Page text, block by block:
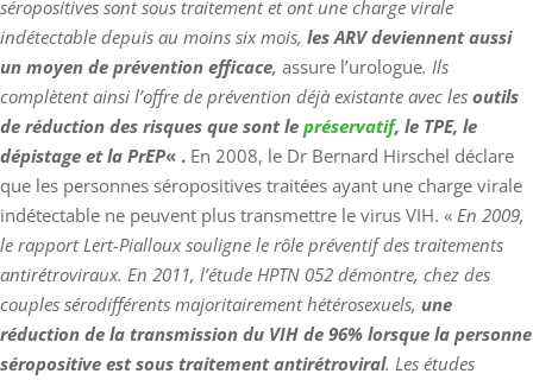
séropositives sont sous traitement et ont une charge virale
indétectable depuis au moins six mois, les ARV deviennent aussi
un moyen de prévention efficace, assure l’urologue. Ils
complètent ainsi l’offre de prévention déjà existante avec les outils
de réduction des risques que sont le préservatif, le TPE, le
dépistage et la PrEP« . En 2008, le Dr Bernard Hirschel déclare
que les personnes séropositives traitées ayant une charge virale
indétectable ne peuvent plus transmettre le virus VIH. « En 2009,
le rapport Lert-Pialloux souligne le rôle préventif des traitements
antirétroviraux. En 2011, l’étude HPTN 052 démontre, chez des
couples sérodifférents majoritairement hétérosexuels, une
réduction de la transmission du VIH de 96% lorsque la personne
séropositive est sous traitement antirétroviral. Les études